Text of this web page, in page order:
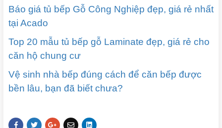
Báo giá tủ bếp Gỗ Công Nghiệp đẹp, giá rẻ nhất
tại Acado
Top 20 mẫu tủ bếp gỗ Laminate đẹp, giá rẻ cho
căn hộ chung cư
Vệ sinh nhà bếp đúng cách để căn bếp được
bền lâu, bạn đã biết chưa?